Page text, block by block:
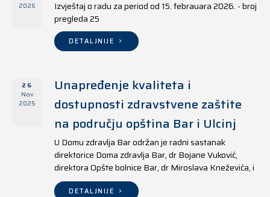
2026
Izvještaj o radu za period od 15. febrauara 2026. - broj
pregleda 25
DETALJNIJE
26
Nov
2025
Unapređenje kvaliteta i
dostupnosti zdravstvene zaštite
na području opština Bar i Ulcinj
U Domu zdravlja Bar održan je radni sastanak
direktorice Doma zdravlja Bar, dr Bojane Vuković,
direktora Opšte bolnice Bar, dr Miroslava Kneževića, i
direktora Doma zdravlja Ulcinj, Kreshnika Mustafe.
DETALJNIJE